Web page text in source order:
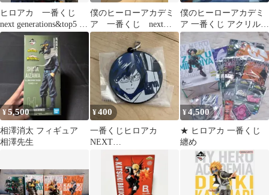
ヒロアカ 一番くじ
next generations&top5 フ
ィギュア
僕のヒーローアカデミ
ア 一番くじ next
generation まとめ売り
僕のヒーローアカデミ
ア 一番くじ アクリルス
タンド 2種セット
¥5,500
相澤消太 フィギュア
相澤先生
¥400
一番くじヒロアカ
NEXT
GENERATIONS！！の
ラバーチャーム（飯田
天哉）
¥4,500
★ ヒロアカ 一番くじ
纏め